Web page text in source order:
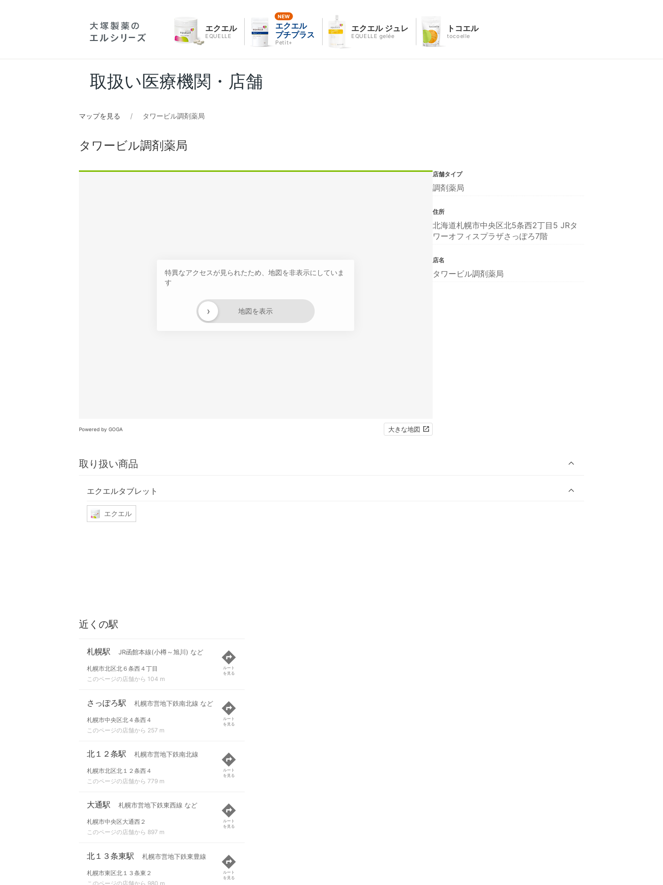
エクエル
EQUELLE
エクエル
プチプラス
Petit+
エクエル ジュレ
EQUELLE gelée
トコエル
tocoelle
取扱い医療機関・店舗
マップを見る タワービル調剤薬局
タワービル調剤薬局
特異なアクセスが見られたため、地図を非表示にしていま
す
地図を表示
›
Powered by GOGA 大きな地図
取り扱い商品
エクエルタブレット
エクエル
店舗タイプ
調剤薬局
住所
北海道札幌市中央区北5条西2丁目5 JRタ
ワーオフィスプラザさっぽろ7階
店名
タワービル調剤薬局
近くの駅
札幌駅 JR函館本線(小樽～旭川) など
札幌市北区北６条西４丁目
このページの店舗から 104 m
ルート
を見る
さっぽろ駅 札幌市営地下鉄南北線 など
札幌市中央区北４条西４
このページの店舗から 257 m
ルート
を見る
北１２条駅 札幌市営地下鉄南北線
札幌市北区北１２条西４
このページの店舗から 779 m
ルート
を見る
大通駅 札幌市営地下鉄東西線 など
札幌市中央区大通西２
このページの店舗から 897 m
ルート
を見る
北１３条東駅 札幌市営地下鉄東豊線
札幌市東区北１３条東２
このページの店舗から 980 m
ルート
を見る